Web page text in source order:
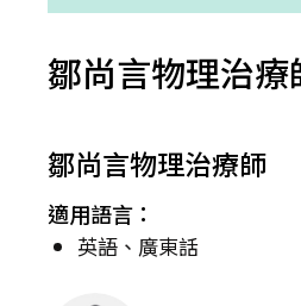
鄒尚言物理治療
鄒尚言物理治療師
適用語言：
英語、廣東話